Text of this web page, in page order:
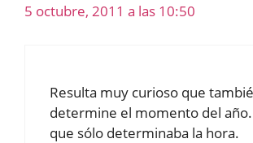
5 octubre, 2011 a las 10:50
Resulta muy curioso que
determine el momento del
que sólo determinaba la hora.